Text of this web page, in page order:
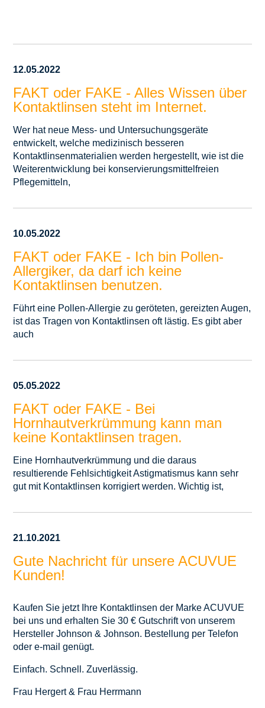
12.05.2022
FAKT oder FAKE - Alles Wissen über
Kontaktlinsen steht im Internet.
Wer hat neue Mess- und Untersuchungsgeräte
entwickelt, welche medizinisch besseren
Kontaktlinsenmaterialien werden hergestellt, wie ist die
Weiterentwicklung bei konservierungsmittelfreien
Pflegemitteln,
10.05.2022
FAKT oder FAKE - Ich bin Pollen-
Allergiker, da darf ich keine
Kontaktlinsen benutzen.
Führt eine Pollen-Allergie zu geröteten, gereizten Augen,
ist das Tragen von Kontaktlinsen oft lästig. Es gibt aber
auch
05.05.2022
FAKT oder FAKE - Bei
Hornhautverkrümmung kann man
keine Kontaktlinsen tragen.
Eine Hornhautverkrümmung und die daraus
resultierende Fehlsichtigkeit Astigmatismus kann sehr
gut mit Kontaktlinsen korrigiert werden. Wichtig ist,
21.10.2021
Gute Nachricht für unsere ACUVUE
Kunden!
Kaufen Sie jetzt Ihre Kontaktlinsen der Marke ACUVUE
bei uns und erhalten Sie 30 € Gutschrift von unserem
Hersteller Johnson & Johnson. Bestellung per Telefon
oder e-mail genügt.
Einfach. Schnell. Zuverlässig.
Frau Hergert & Frau Herrmann